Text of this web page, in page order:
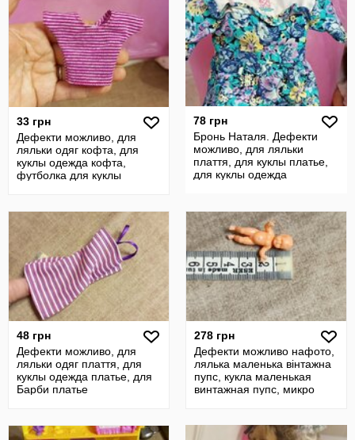
33 грн
Дефекти можливо, для
ляльки одяг кофта, для
куклы одежда кофта,
футболка для куклы
78 грн
Бронь Наталя. Дефекти
можливо, для ляльки
плаття, для куклы платье,
для куклы одежда
48 грн
Дефекти можливо, для
ляльки одяг плаття, для
куклы одежда платье, для
Барби платье
278 грн
Дефекти можливо нафото,
лялька маленька вінтажна
пупс, кукла маленькая
винтажная пупс, микро